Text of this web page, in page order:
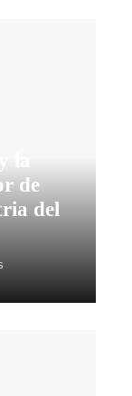
de
del